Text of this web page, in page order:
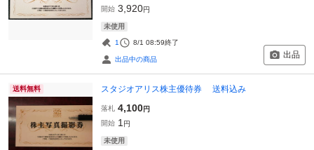
開始 3,920円
未使用
1 8/1 08:59終了
出品中の商品 出品
送料無料 スタジオアリス株主優待券 送料込み
落札 4,100円
開始 1 円
未使用